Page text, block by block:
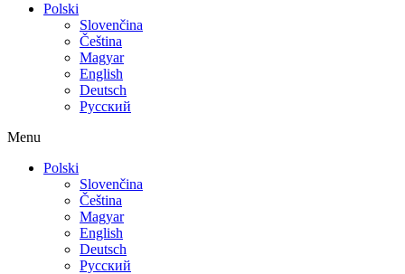
Polski
Slovenčina
Čeština
Magyar
English
Deutsch
Русский
Menu
Polski
Slovenčina
Čeština
Magyar
English
Deutsch
Русский